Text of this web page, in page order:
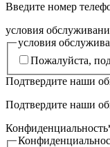
Введите номер
условия
условия
Пожалуйста,
Подтвердите наши
Подтвердите наши
Конфиденциальность